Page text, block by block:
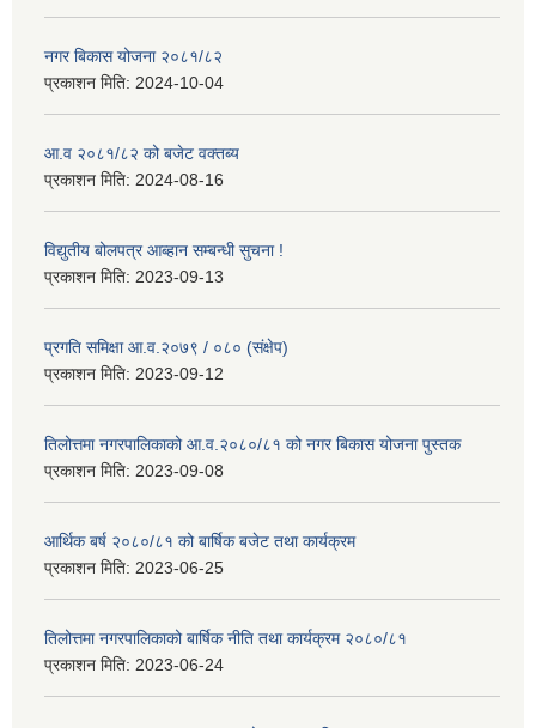
नगर बिकास योजना २०८१/८२
प्रकाशन मिति: 2024-10-04
आ.व २०८१/८२ को बजेट वक्तब्य
प्रकाशन मिति: 2024-08-16
विद्युतीय बोलपत्र आब्हान सम्बन्धी सुचना !
प्रकाशन मिति: 2023-09-13
प्रगति समिक्षा आ.व.२०७९ / ०८० (संक्षेप)
प्रकाशन मिति: 2023-09-12
तिलोत्तमा नगरपालिकाको आ.व.२०८०/८१ को नगर बिकास योजना पुस्तक
प्रकाशन मिति: 2023-09-08
आर्थिक बर्ष २०८०/८१ को बार्षिक बजेट तथा कार्यक्रम
प्रकाशन मिति: 2023-06-25
तिलोत्तमा नगरपालिकाको बार्षिक नीति तथा कार्यक्रम २०८०/८१
प्रकाशन मिति: 2023-06-24